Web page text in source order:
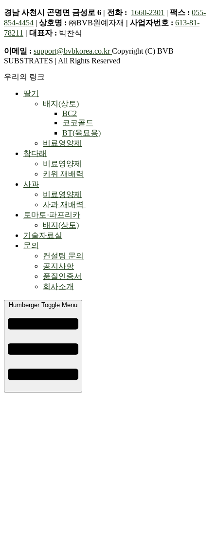
경남 사천시 곤명면 금성로 6 | 전화 : 1660-2301 팩스 : 055-
854-4454
상호명 : ㈜BVB원예자재 사업자번호 : 613-81-
78211
| 대표자 : 박찬식
이메일 : support@bvbkorea.co.krCopyright (C) BVB
SUBSTRATES | All Rights Reserved
우리의 링크
딸기
배지(상토)
BC2
코코골드
BT(육묘용)
비료영양제
참다래
비료영양제
키위 재배력
사과
비료영양제
사과 재배력 ​
토마토·파프리카
배지(상토)
기술자료실
문의
컨설팅 문의
공지사항
품질인증서
회사소개
Humberger Toggle Menu